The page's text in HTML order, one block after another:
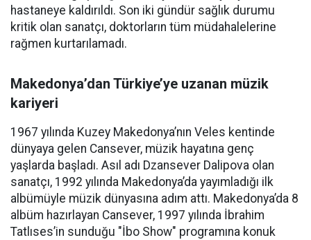
hastaneye kaldırıldı. Son iki gündür sağlık durumu
kritik olan sanatçı, doktorların tüm müdahalelerine
rağmen kurtarılamadı.
Makedonya’dan Türkiye’ye uzanan müzik
kariyeri
1967 yılında Kuzey Makedonya’nın Veles kentinde
dünyaya gelen Cansever, müzik hayatına genç
yaşlarda başladı. Asıl adı Dzansever Dalipova olan
sanatçı, 1992 yılında Makedonya’da yayımladığı ilk
albümüyle müzik dünyasına adım attı. Makedonya’da 8
albüm hazırlayan Cansever, 1997 yılında İbrahim
Tatlıses’in sunduğu "İbo Show" programına konuk